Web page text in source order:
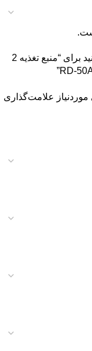
اولین نفری باشید که دیدگاهی را ارسال می کنید برای “منبع تغذیه 2
علامت‌گذاری